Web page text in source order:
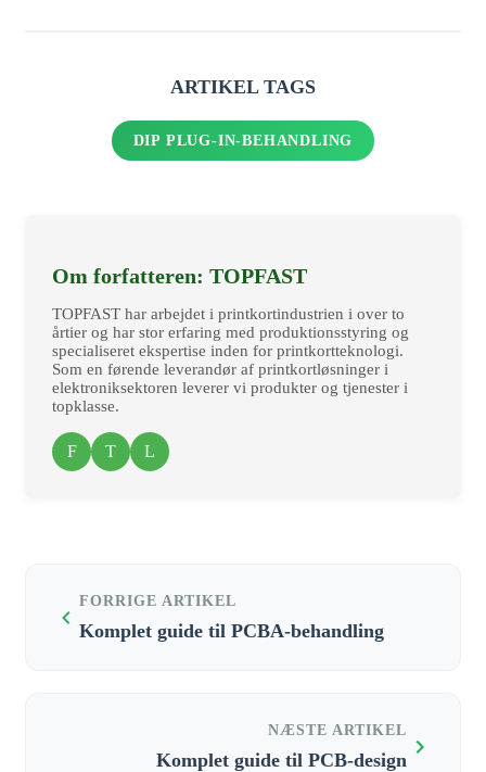
ARTIKEL TAGS
DIP PLUG-IN-BEHANDLING
Om forfatteren: TOPFAST
TOPFAST har arbejdet i printkortindustrien i over to
årtier og har stor erfaring med produktionsstyring og
specialiseret ekspertise inden for printkortteknologi.
Som en førende leverandør af printkortløsninger i
elektroniksektoren leverer vi produkter og tjenester i
topklasse.
F T L
FORRIGE ARTIKEL
Komplet guide til PCBA-behandling
NÆSTE ARTIKEL
Komplet guide til PCB-design